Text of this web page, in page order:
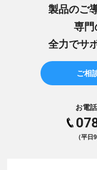
製品のご
専門
全力でサ
ご相
お電
（平日